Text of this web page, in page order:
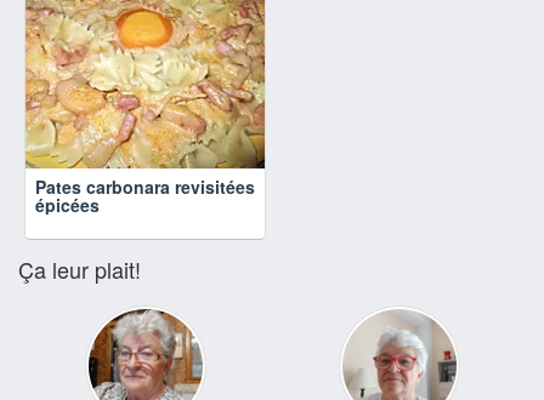
Pates carbonara revisitées
épicées
Ça leur plait!